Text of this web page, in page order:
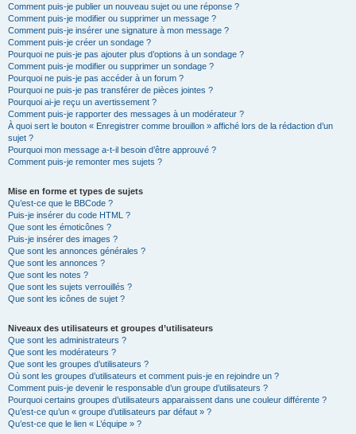
Comment puis-je publier un nouveau sujet ou une réponse ?
Comment puis-je modifier ou supprimer un message ?
Comment puis-je insérer une signature à mon message ?
Comment puis-je créer un sondage ?
Pourquoi ne puis-je pas ajouter plus d’options à un sondage ?
Comment puis-je modifier ou supprimer un sondage ?
Pourquoi ne puis-je pas accéder à un forum ?
Pourquoi ne puis-je pas transférer de pièces jointes ?
Pourquoi ai-je reçu un avertissement ?
Comment puis-je rapporter des messages à un modérateur ?
À quoi sert le bouton « Enregistrer comme brouillon » affiché lors de la rédaction d’un
sujet ?
Pourquoi mon message a-t-il besoin d’être approuvé ?
Comment puis-je remonter mes sujets ?
Mise en forme et types de sujets
Qu’est-ce que le BBCode ?
Puis-je insérer du code HTML ?
Que sont les émoticônes ?
Puis-je insérer des images ?
Que sont les annonces générales ?
Que sont les annonces ?
Que sont les notes ?
Que sont les sujets verrouillés ?
Que sont les icônes de sujet ?
Niveaux des utilisateurs et groupes d’utilisateurs
Que sont les administrateurs ?
Que sont les modérateurs ?
Que sont les groupes d’utilisateurs ?
Où sont les groupes d’utilisateurs et comment puis-je en rejoindre un ?
Comment puis-je devenir le responsable d’un groupe d’utilisateurs ?
Pourquoi certains groupes d’utilisateurs apparaissent dans une couleur différente ?
Qu’est-ce qu’un « groupe d’utilisateurs par défaut » ?
Qu’est-ce que le lien « L’équipe » ?